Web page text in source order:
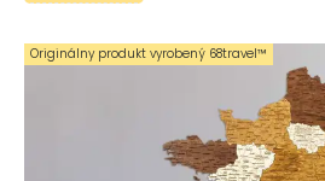
Originálny produkt vyrobený 68travel™️